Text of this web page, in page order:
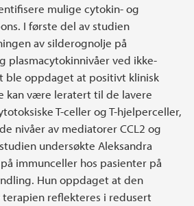
mulige cytokin- og
I første del av studien
av silderognolje på
plasmacytokinnivåer ved ikke-
ble oppdaget at positivt klinisk
kan være leratert til de lavere
T-celler og T-hjelperceller,
nivåer av mediatorer CCL2 og
undersøkte Aleksandra
immunceller hos pasienter på
Hun oppdaget at den
reflekteres i redusert